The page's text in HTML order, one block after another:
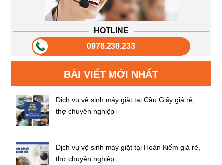
HOTLINE
0978.230.233
BÀI VIẾT MỚI NHẤT
Dịch vụ vệ sinh máy giặt tại Cầu Giấy giá rẻ,
thợ chuyên nghiệp
Dịch vụ vệ sinh máy giặt tại Hoàn Kiếm giá rẻ,
thợ chuyên nghiệp